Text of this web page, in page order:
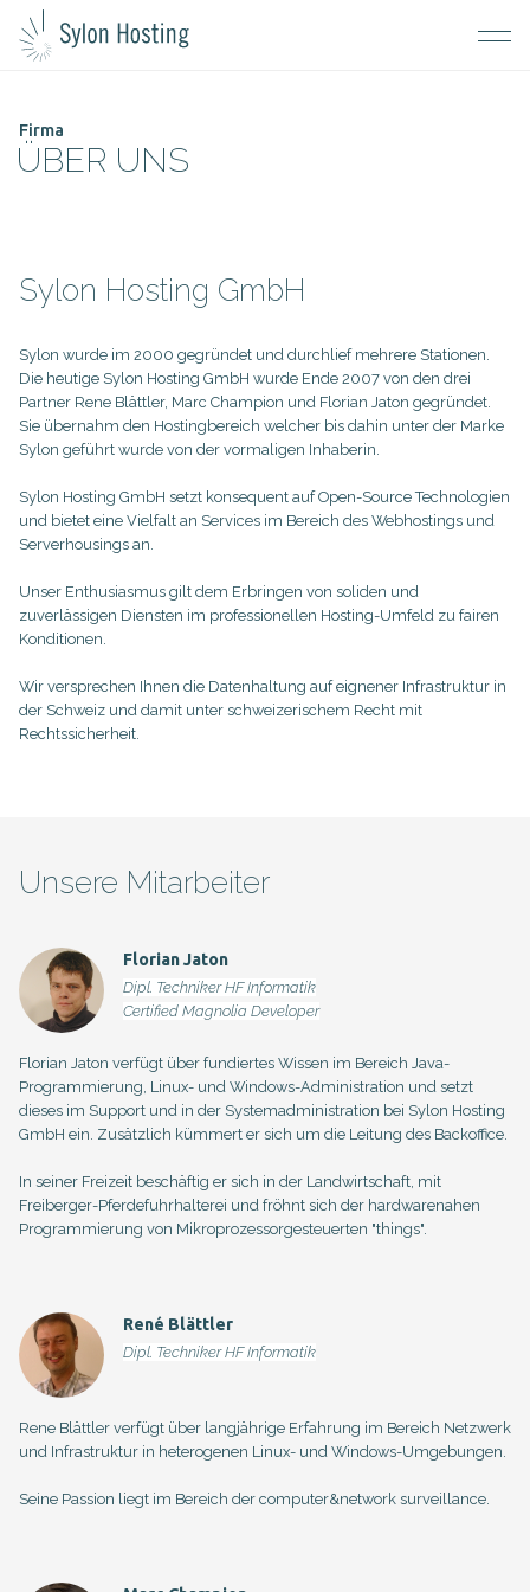
Firma
ÜBER UNS
Sylon Hosting GmbH
Sylon wurde im 2000 gegründet und durchlief mehrere Stationen.
Die heutige Sylon Hosting GmbH wurde Ende 2007 von den drei
Partner Rene Blättler, Marc Champion und Florian Jaton gegründet.
Sie übernahm den Hostingbereich welcher bis dahin unter der Marke
Sylon geführt wurde von der vormaligen Inhaberin.
Sylon Hosting GmbH setzt konsequent auf Open-Source Technologien
und bietet eine Vielfalt an Services im Bereich des Webhostings und
Serverhousings an.
Unser Enthusiasmus gilt dem Erbringen von soliden und
zuverlässigen Diensten im professionellen Hosting-Umfeld zu fairen
Konditionen.
Wir versprechen Ihnen die Datenhaltung auf eignener Infrastruktur in
der Schweiz und damit unter schweizerischem Recht mit
Rechtssicherheit.
Unsere Mitarbeiter
Florian Jaton
Dipl. Techniker HF Informatik
Certified Magnolia Developer
Florian Jaton verfügt über fundiertes Wissen im Bereich Java-
Programmierung, Linux- und Windows-Administration und setzt
dieses im Support und in der Systemadministration bei Sylon Hosting
GmbH ein. Zusätzlich kümmert er sich um die Leitung des Backoffice.
In seiner Freizeit beschäftig er sich in der Landwirtschaft, mit
Freiberger-Pferdefuhrhalterei und fröhnt sich der hardwarenahen
Programmierung von Mikroprozessorgesteuerten "things".
René Blättler
Dipl. Techniker HF Informatik
Rene Blättler verfügt über langjährige Erfahrung im Bereich Netzwerk
und Infrastruktur in heterogenen Linux- und Windows-Umgebungen.
Seine Passion liegt im Bereich der computer&network surveillance.